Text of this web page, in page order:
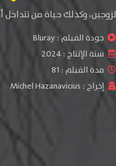
وكذلك حياة من
جودة الفيلم :Bluray
سنة الإنتاج :2024
مدة الفيلم : 81
إخراج : Michel Hazanavicius